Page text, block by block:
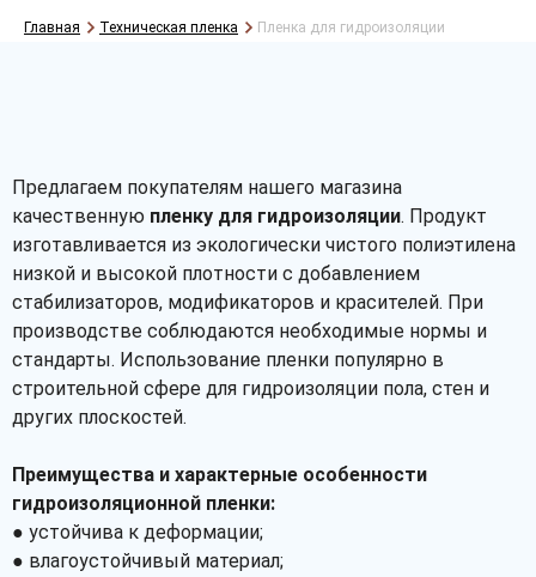
Главная Техническая пленка Пленка для гидроизоляции
Предлагаем покупателям нашего магазина
качественную пленку для гидроизоляции. Продукт
изготавливается из экологически чистого полиэтилена
низкой и высокой плотности с добавлением
стабилизаторов, модификаторов и красителей. При
производстве соблюдаются необходимые нормы и
стандарты. Использование пленки популярно в
строительной сфере для гидроизоляции пола, стен и
других плоскостей.
Преимущества и характерные особенности
гидроизоляционной пленки:
● устойчива к деформации;
● влагоустойчивый материал;